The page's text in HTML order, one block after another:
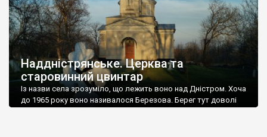
Наддністрянське. Церква та
старовинний цвинтар
Із назви села зрозуміло, що лежить воно над Дністром. Хоча
до 1965 року воно називалося Березова. Берег тут доволі